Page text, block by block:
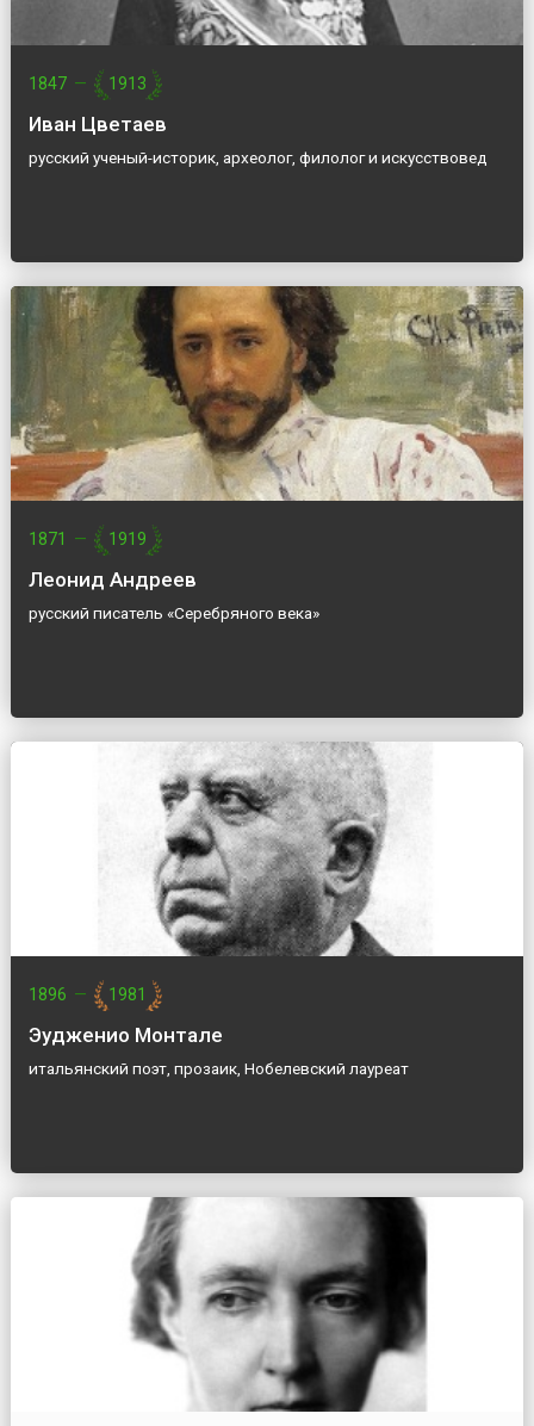
1847 — 1913
Иван Цветаев
русский ученый-историк, археолог, филолог и искусствовед
1871 — 1919
Леонид Андреев
русский писатель «Серебряного века»
1896 — 1981
Эудженио Монтале
итальянский поэт, прозаик, Нобелевский лауреат